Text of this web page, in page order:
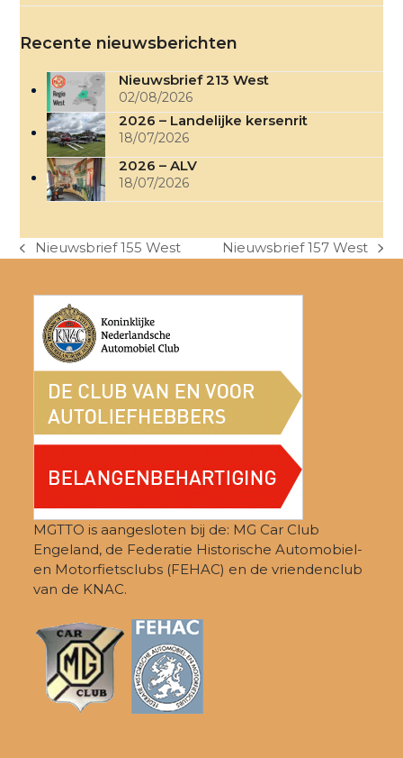
Recente nieuwsberichten
Nieuwsbrief 213 West
02/08/2026
2026 – Landelijke kersenrit
18/07/2026
2026 – ALV
18/07/2026
previous
Nieuwsbrief 155 West
next
Nieuwsbrief 157 West
MGTTO is aangesloten bij de: MG Car Club
Engeland, de Federatie Historische Automobiel-
en Motorfietsclubs (FEHAC) en de vriendenclub
van de KNAC.